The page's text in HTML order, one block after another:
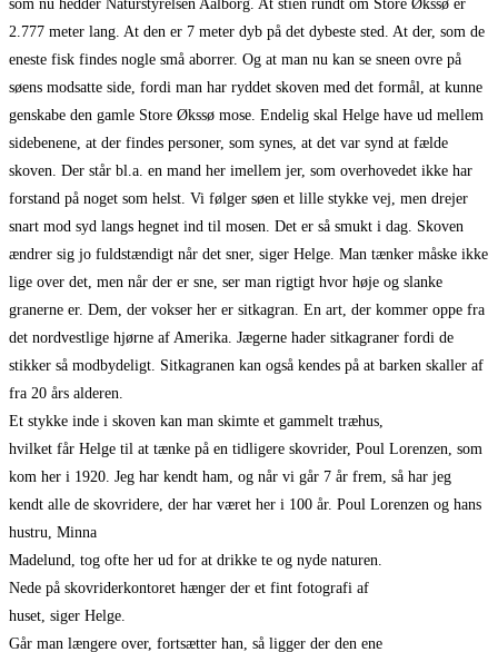
som nu hedder Naturstyrelsen Aalborg. At stien rundt om Store Økssø er
2.777 meter lang. At den er 7 meter dyb på det dybeste sted. At der, som de
eneste fisk findes nogle små aborrer. Og at man nu kan se sneen ovre på
søens modsatte side, fordi man har ryddet skoven med det formål, at kunne
genskabe den gamle Store Økssø mose. Endelig skal Helge have ud mellem
sidebenene, at der findes personer, som synes, at det var synd at fælde
skoven. Der står bl.a. en mand her imellem jer, som overhovedet ikke har
forstand på noget som helst. Vi følger søen et lille stykke vej, men drejer
snart mod syd langs hegnet ind til mosen. Det er så smukt i dag. Skoven
ændrer sig jo fuldstændigt når det sner, siger Helge. Man tænker måske ikke
lige over det, men når der er sne, ser man rigtigt hvor høje og slanke
granerne er. Dem, der vokser her er sitkagran. En art, der kommer oppe fra
det nordvestlige hjørne af Amerika. Jægerne hader sitkagraner fordi de
stikker så modbydeligt. Sitkagranen kan også kendes på at barken skaller af
fra 20 års alderen.
Et stykke inde i skoven kan man skimte et gammelt træhus,
hvilket får Helge til at tænke på en tidligere skovrider, Poul Lorenzen, som
kom her i 1920. Jeg har kendt ham, og når vi går 7 år frem, så har jeg
kendt alle de skovridere, der har været her i 100 år. Poul Lorenzen og hans
hustru, Minna
Madelund, tog ofte her ud for at drikke te og nyde naturen.
Nede på skovriderkontoret hænger der et fint fotografi af
huset, siger Helge.
Går man længere over, fortsætter han, så ligger der den ene